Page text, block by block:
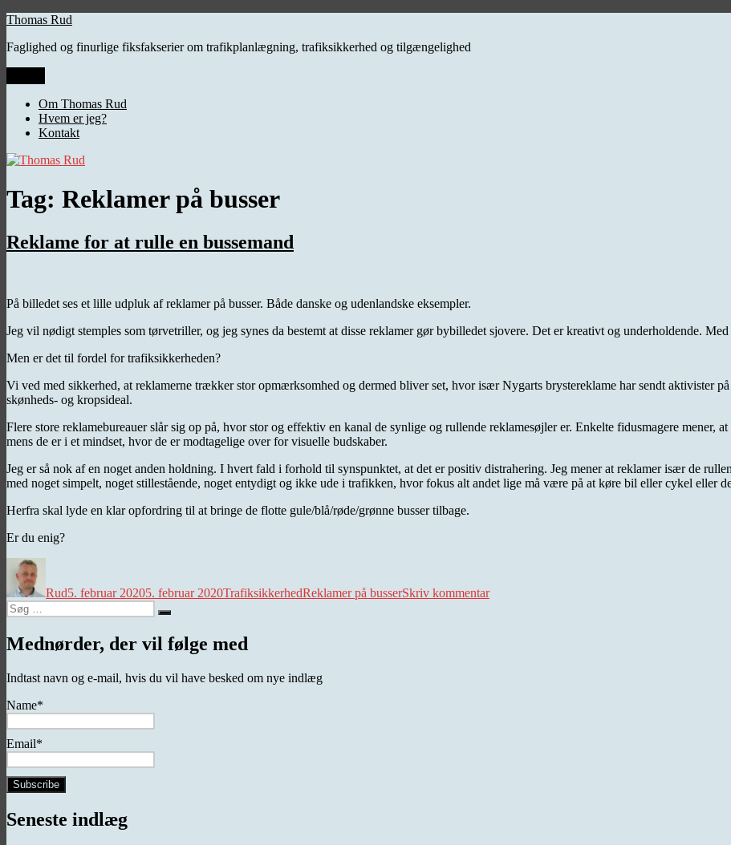
Videre
indhold
Thomas Rud
Faglighed og finurlige fiksfakserier om trafikplanlægning, trafiksikkerhed og tilgængelighed
Om Thomas Rud
Hvem er jeg?
Kontakt
Tag: Reklamer på busser
Reklame for at rulle en bussemand
På billedet ses et lille udpluk af reklamer på busser. Både danske og udenlandske eksempler.
Jeg vil nødigt stemples som tørvetriller, og jeg synes da bestemt at disse reklamer gør bybilledet sjovere. Det er kreativt og underholdende.
Men er det til fordel for trafiksikkerheden?
Vi ved med sikkerhed, at reklamerne trækker stor opmærksomhed og dermed bliver set, hvor især Nygarts brystereklame har sendt aktivister
skønheds- og kropsideal.
Flere store reklamebureauer slår sig op på, hvor stor og effektiv en kanal de synlige og rullende reklamesøjler er. Enkelte fidusmagere mener,
mens de er i et mindset, hvor de er modtagelige over for visuelle budskaber.
Jeg er så nok af en noget anden holdning. I hvert fald i forhold til synspunktet, at det er positiv distrahering. Jeg mener at reklamer især de
med noget simpelt, noget stillestående, noget entydigt og ikke ude i trafikken, hvor fokus alt andet lige må være på at køre bil eller cykel eller
Herfra skal lyde en klar opfordring til at bringe de flotte gule/blå/røde/grønne busser tilbage.
Er du enig?
Rud5. februar 20205. februar 2020TrafiksikkerhedReklamer på busserSkriv kommentarfor
Søg
efter:
Søg
Mednørder, der vil følge med
Indtast navn og e-mail, hvis du vil have besked om nye indlæg
Name*
Email*
Seneste indlæg